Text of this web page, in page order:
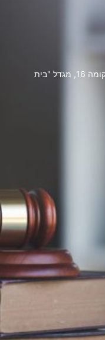
סניף ת״א רח׳ לינקולן 20, תל אביב-יפו קומה 16, מגדל "בית